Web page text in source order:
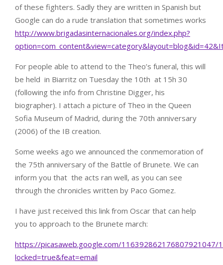
of these fighters. Sadly they are written in Spanish but
Google can do a rude translation that sometimes works
http://www.brigadasinternacionales.org/index.php?
For people able to attend to the Theo’s funeral, this will
be held in Biarritz on Tuesday the 10th at 15h 30
(following the info from Christine Digger, his
biographer). I attach a picture of Theo in the Queen
Sofia Museum of Madrid, during the 70th anniversary
(2006) of the IB creation.
Some weeks ago we announced the conmemoration of
the 75th anniversary of the Battle of Brunete. We can
inform you that the acts ran well, as you can see
through the chronicles written by Paco Gomez.
I have just received this link from Oscar that can help
you to approach to the Brunete march:
https://picasaweb.google.com/116392862176807921047/
locked=true&feat=email